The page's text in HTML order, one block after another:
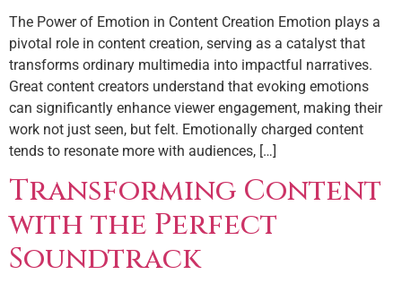
The Power of Emotion in Content Creation Emotion plays a
pivotal role in content creation, serving as a catalyst that
transforms ordinary multimedia into impactful narratives.
Great content creators understand that evoking emotions
can significantly enhance viewer engagement, making their
work not just seen, but felt. Emotionally charged content
tends to resonate more with audiences, […]
Transforming Content
with the Perfect
Soundtrack